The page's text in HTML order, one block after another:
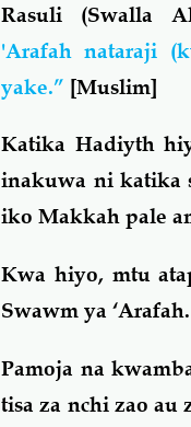
Rasuli (Swalla
'Arafah nataraji
yake.” [Muslim]
Katika Hadiyth
inakuwa ni katika
iko Makkah pale
Kwa hiyo, mtu
Swawm ya ‘Arafah.
Pamoja na
tisa za nchi zao